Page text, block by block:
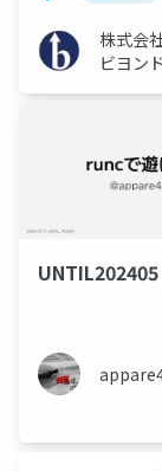
株式会
ビヨンド
UNTIL202405